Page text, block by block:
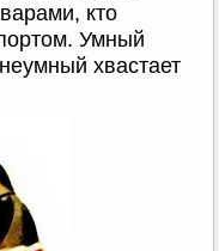
кто
Умный
хвастает